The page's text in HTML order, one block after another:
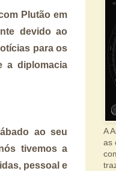
Plutão em
devido ao
para os
a diplomacia
ao seu
tivemos a
pessoal e
A
as